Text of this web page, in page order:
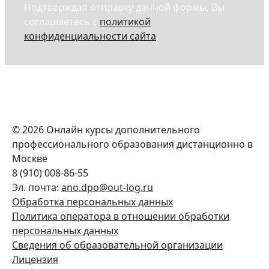
Подтверждая отправку данной формы, Вы
соглашаетесь с политикой
конфиденциальности сайта.
© 2026 Онлайн курсы дополнительного
профессионального образования дистанционно в
Москве
8 (910) 008-86-55
Эл. почта: ano.dpo@out-log.ru
Обработка персональных данных
Политика оператора в отношении обработки
персональных данных
Сведения об образовательной организации
Лицензия